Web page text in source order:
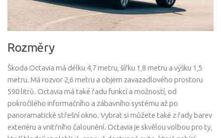
Rozměry
Škoda Octavia má délku 4,7 metru, šířku 1,8 metru a výšku 1,5
metru. Má rozvor 2,6 metru a objem zavazadlového prostoru
590 litrů. Octavia má také řadu funkcí a možností, od
pokročilého informačního a zábavního systému až po
panoramatické střešní okno. Vybrat si můžete také z řady barev
exteriéru a vnitřního čalounění. Octavia je skvělou volbou pro ty,